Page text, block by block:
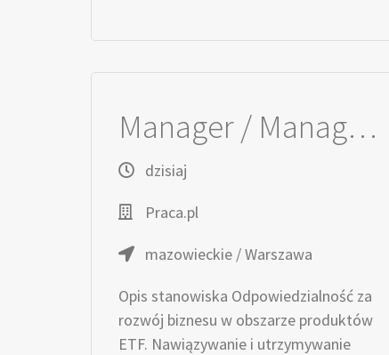
Manager / Managerka ds. Klientów Kluczowych – ETF
dzisiaj
Praca.pl
mazowieckie / Warszawa
Opis stanowiska Odpowiedzialność za
rozwój biznesu w obszarze produktów
ETF. Nawiązywanie i utrzymywanie